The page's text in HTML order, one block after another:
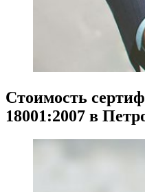
Стоимость
18001:2007 в